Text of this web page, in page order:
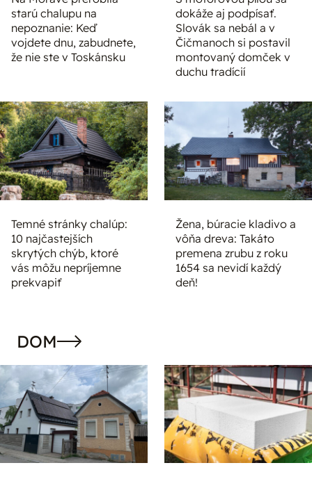
starú chalupu na
nepoznanie: Keď
vojdete dnu, zabudnete,
že nie ste v Toskánsku
dokáže aj podpísať.
Slovák sa nebál a v
Čičmanoch si postavil
montovaný domček v
duchu tradícií
Temné stránky chalúp:
10 najčastejších
skrytých chýb, ktoré
vás môžu nepríjemne
prekvapiť
Žena, búracie kladivo a
vôňa dreva: Takáto
premena zrubu z roku
1654 sa nevidí každý
deň!
DOM